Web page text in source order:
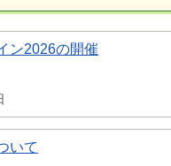
ン2026の開催
いて